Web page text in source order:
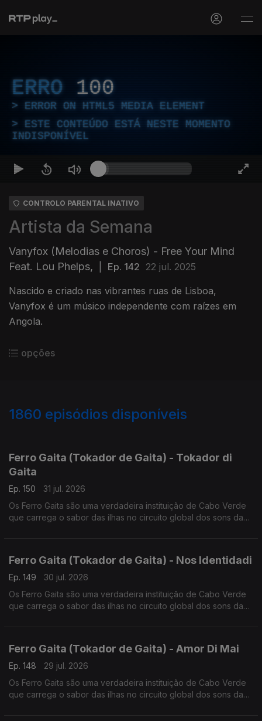
ERRO 100
ERROR ON HTML5 MEDIA ELEMENT
ESTE CONTEÚDO ESTÁ NESTE MOMENTO
INDISPONÍVEL
CONTROLO PARENTAL INATIVO
Artista da Semana
Vanyfox (Melodias e Choros) - Free Your Mind
Feat. Lou Phelps,
Ep. 142 22 jul. 2025
Nascido e criado nas vibrantes ruas de Lisboa,
Vanyfox é um músico independente com raízes em
Angola.
opções
1860 episódios disponíveis
Ferro Gaita (Tokador de Gaita) - Tokador di
Gaita
Ep. 150
31 jul. 2026
Os Ferro Gaita são uma verdadeira instituição de Cabo Verde
que carrega o sabor das ilhas no circuito global dos sons da
Ferro Gaita (Tokador de Gaita) - Nos Identidadi
Ep. 149
30 jul. 2026
Os Ferro Gaita são uma verdadeira instituição de Cabo Verde
que carrega o sabor das ilhas no circuito global dos sons da
Ferro Gaita (Tokador de Gaita) - Amor Di Mai
Ep. 148
29 jul. 2026
Os Ferro Gaita são uma verdadeira instituição de Cabo Verde
que carrega o sabor das ilhas no circuito global dos sons da